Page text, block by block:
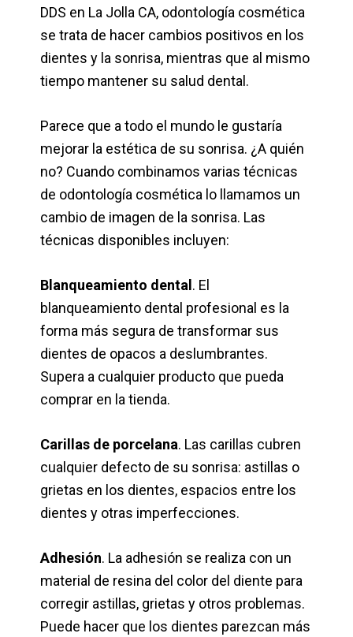
DDS en La Jolla CA, odontología cosmética
se trata de hacer cambios positivos en los
dientes y la sonrisa, mientras que al mismo
tiempo mantener su salud dental.
Parece que a todo el mundo le gustaría
mejorar la estética de su sonrisa. ¿A quién
no? Cuando combinamos varias técnicas
de odontología cosmética lo llamamos un
cambio de imagen de la sonrisa. Las
técnicas disponibles incluyen:
Blanqueamiento dental . El
blanqueamiento dental profesional es la
forma más segura de transformar sus
dientes de opacos a deslumbrantes.
Supera a cualquier producto que pueda
comprar en la tienda.
Carillas de porcelana. Las carillas cubren
cualquier defecto de su sonrisa: astillas o
grietas en los dientes, espacios entre los
dientes y otras imperfecciones.
Adhesión. La adhesión se realiza con un
material de resina del color del diente para
corregir astillas, grietas y otros problemas.
Puede hacer que los dientes parezcan más